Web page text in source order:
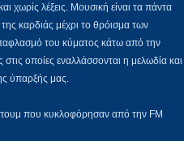
χωρίς λέξεις. Μουσική είναι τα πάντα
καρδιάς μέχρι το θρόισμα των
του κύματος κάτω από την
οποίες εναλλάσσονται η μελωδία και
ύπαρξής μας.
που κυκλοφόρησαν από την FM